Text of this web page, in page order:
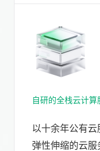
自研的全栈云计算
以十余年公有云
弹性伸缩的云